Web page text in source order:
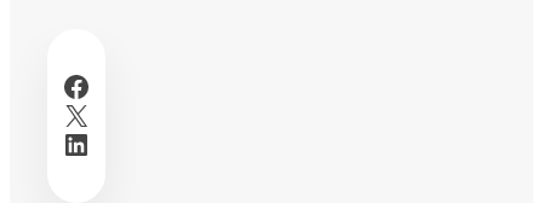
Facebook
X
LinkedIn